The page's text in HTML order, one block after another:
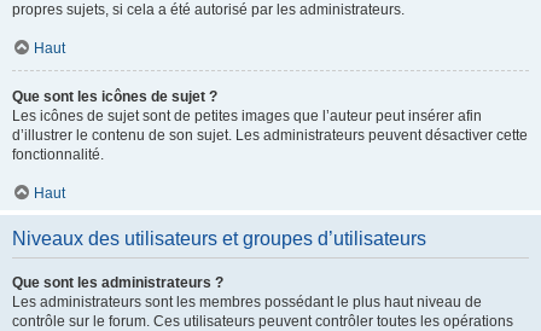
propres sujets, si cela a été autorisé par les administrateurs.
Haut
Que sont les icônes de sujet ?
Les icônes de sujet sont de petites images que l’auteur peut insérer afin
d’illustrer le contenu de son sujet. Les administrateurs peuvent désactiver cette
fonctionnalité.
Haut
Niveaux des utilisateurs et groupes d’utilisateurs
Que sont les administrateurs ?
Les administrateurs sont les membres possédant le plus haut niveau de
contrôle sur le forum. Ces utilisateurs peuvent contrôler toutes les opérations